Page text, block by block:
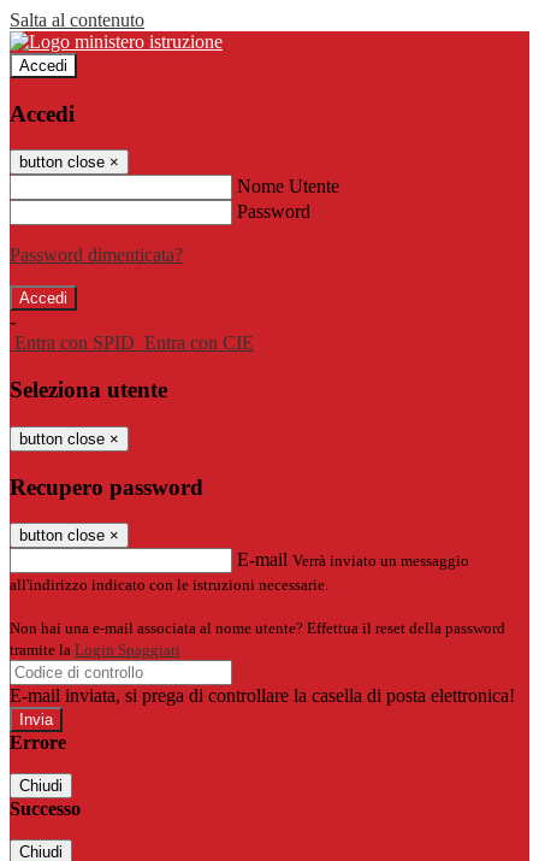
Salta al contenuto
Accedi
Accedi
button close ×
Nome Utente
Password
Password dimenticata?
-
Entra con SPID Entra con CIE
Seleziona utente
button close ×
Recupero password
button close ×
E-mail Verrà inviato un messaggio
all'indirizzo indicato con le istruzioni necessarie.
Non hai una e-mail associata al nome utente? Effettua il reset della password
tramite la Login Spaggiari
E-mail inviata, si prega di controllare la casella di posta elettronica!
Errore
Chiudi
Successo
Chiudi